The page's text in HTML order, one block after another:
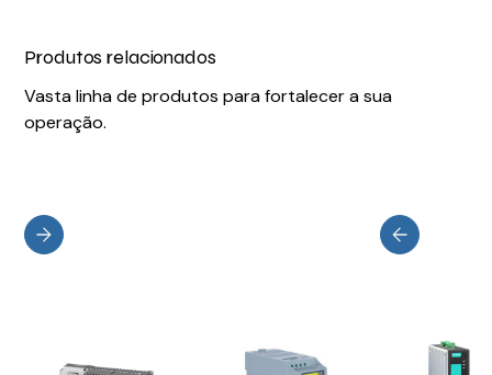
Produtos relacionados
Vasta linha de produtos para fortalecer a sua
operação.